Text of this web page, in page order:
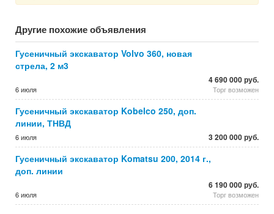
Другие похожие объявления
Гусеничный экскаватор Volvo 360, новая
стрела, 2 м3
6 июля
4 690 000 руб.
Торг возможен
Гусеничный экскаватор Kobelco 250, доп.
линии, ТНВД
6 июля 3 200 000 руб.
Гусеничный экскаватор Komatsu 200, 2014 г.,
доп. линии
6 июля
6 190 000 руб.
Торг возможен